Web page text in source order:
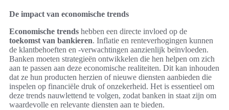
De impact van economische trends
Economische trends hebben een directe invloed op de
toekomst van bankieren. Inflatie en renteverhogingen kunnen
de klantbehoeften en -verwachtingen aanzienlijk beïnvloeden.
Banken moeten strategieën ontwikkelen die hen helpen om zich
aan te passen aan deze economische realiteiten. Dit kan inhouden
dat ze hun producten herzien of nieuwe diensten aanbieden die
inspelen op financiële druk of onzekerheid. Het is essentieel om
deze trends nauwlettend te volgen, zodat banken in staat zijn om
waardevolle en relevante diensten aan te bieden.